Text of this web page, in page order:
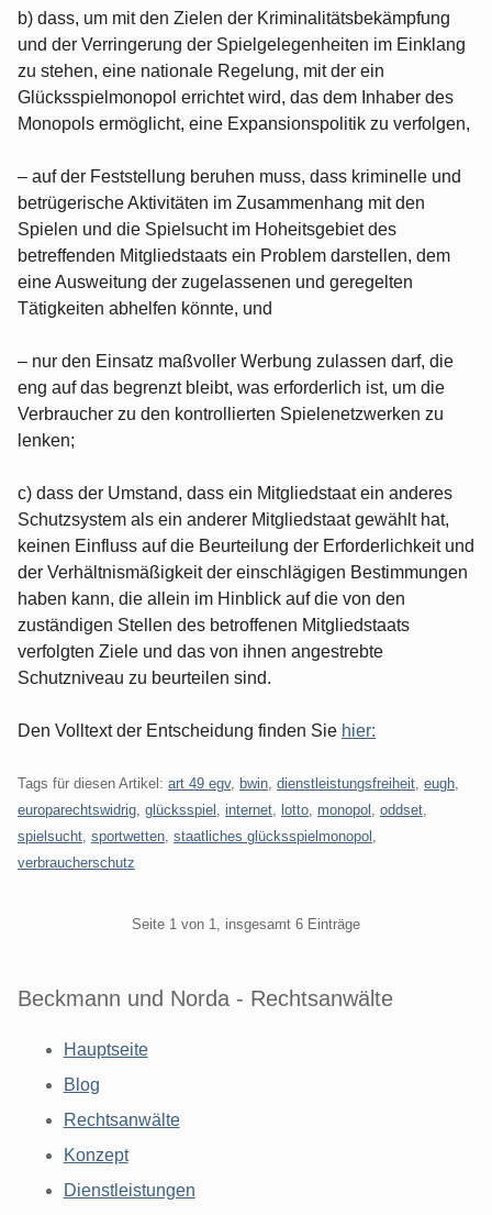
b) dass, um mit den Zielen der Kriminalitätsbekämpfung
und der Verringerung der Spielgelegenheiten im Einklang
zu stehen, eine nationale Regelung, mit der ein
Glücksspielmonopol errichtet wird, das dem Inhaber des
Monopols ermöglicht, eine Expansionspolitik zu verfolgen,
– auf der Feststellung beruhen muss, dass kriminelle und
betrügerische Aktivitäten im Zusammenhang mit den
Spielen und die Spielsucht im Hoheitsgebiet des
betreffenden Mitgliedstaats ein Problem darstellen, dem
eine Ausweitung der zugelassenen und geregelten
Tätigkeiten abhelfen könnte, und
– nur den Einsatz maßvoller Werbung zulassen darf, die
eng auf das begrenzt bleibt, was erforderlich ist, um die
Verbraucher zu den kontrollierten Spielenetzwerken zu
lenken;
c) dass der Umstand, dass ein Mitgliedstaat ein anderes
Schutzsystem als ein anderer Mitgliedstaat gewählt hat,
keinen Einfluss auf die Beurteilung der Erforderlichkeit und
der Verhältnismäßigkeit der einschlägigen Bestimmungen
haben kann, die allein im Hinblick auf die von den
zuständigen Stellen des betroffenen Mitgliedstaats
verfolgten Ziele und das von ihnen angestrebte
Schutzniveau zu beurteilen sind.
Den Volltext der Entscheidung finden Sie hier:
Tags für diesen Artikel: art 49 egv, bwin dienstleistungsfreiheit eugh
europarechtswidrig glücksspiel internet lotto monopol oddset
spielsucht sportwetten staatliches glücksspielmonopol
verbraucherschutz
Seite 1 von 1, insgesamt 6 Einträge
Beckmann und Norda - Rechtsanwälte
Hauptseite
Blog
Rechtsanwälte
Konzept
Dienstleistungen